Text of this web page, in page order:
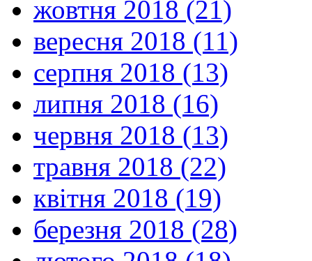
жовтня 2018 (21)
вересня 2018 (11)
серпня 2018 (13)
липня 2018 (16)
червня 2018 (13)
травня 2018 (22)
квітня 2018 (19)
березня 2018 (28)